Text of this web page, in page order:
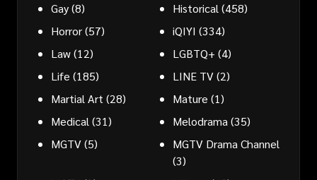
Gay(8) Historical(458)
Horror(57) iQIYI (334)
Law(12) LGBTQ+ (4)
Life (185) LINE TV(2)
Martial Art(28) Mature (1)
Medical(31) Melodrama(35)
MGTV(5)
MGTV Drama Channel
(3)